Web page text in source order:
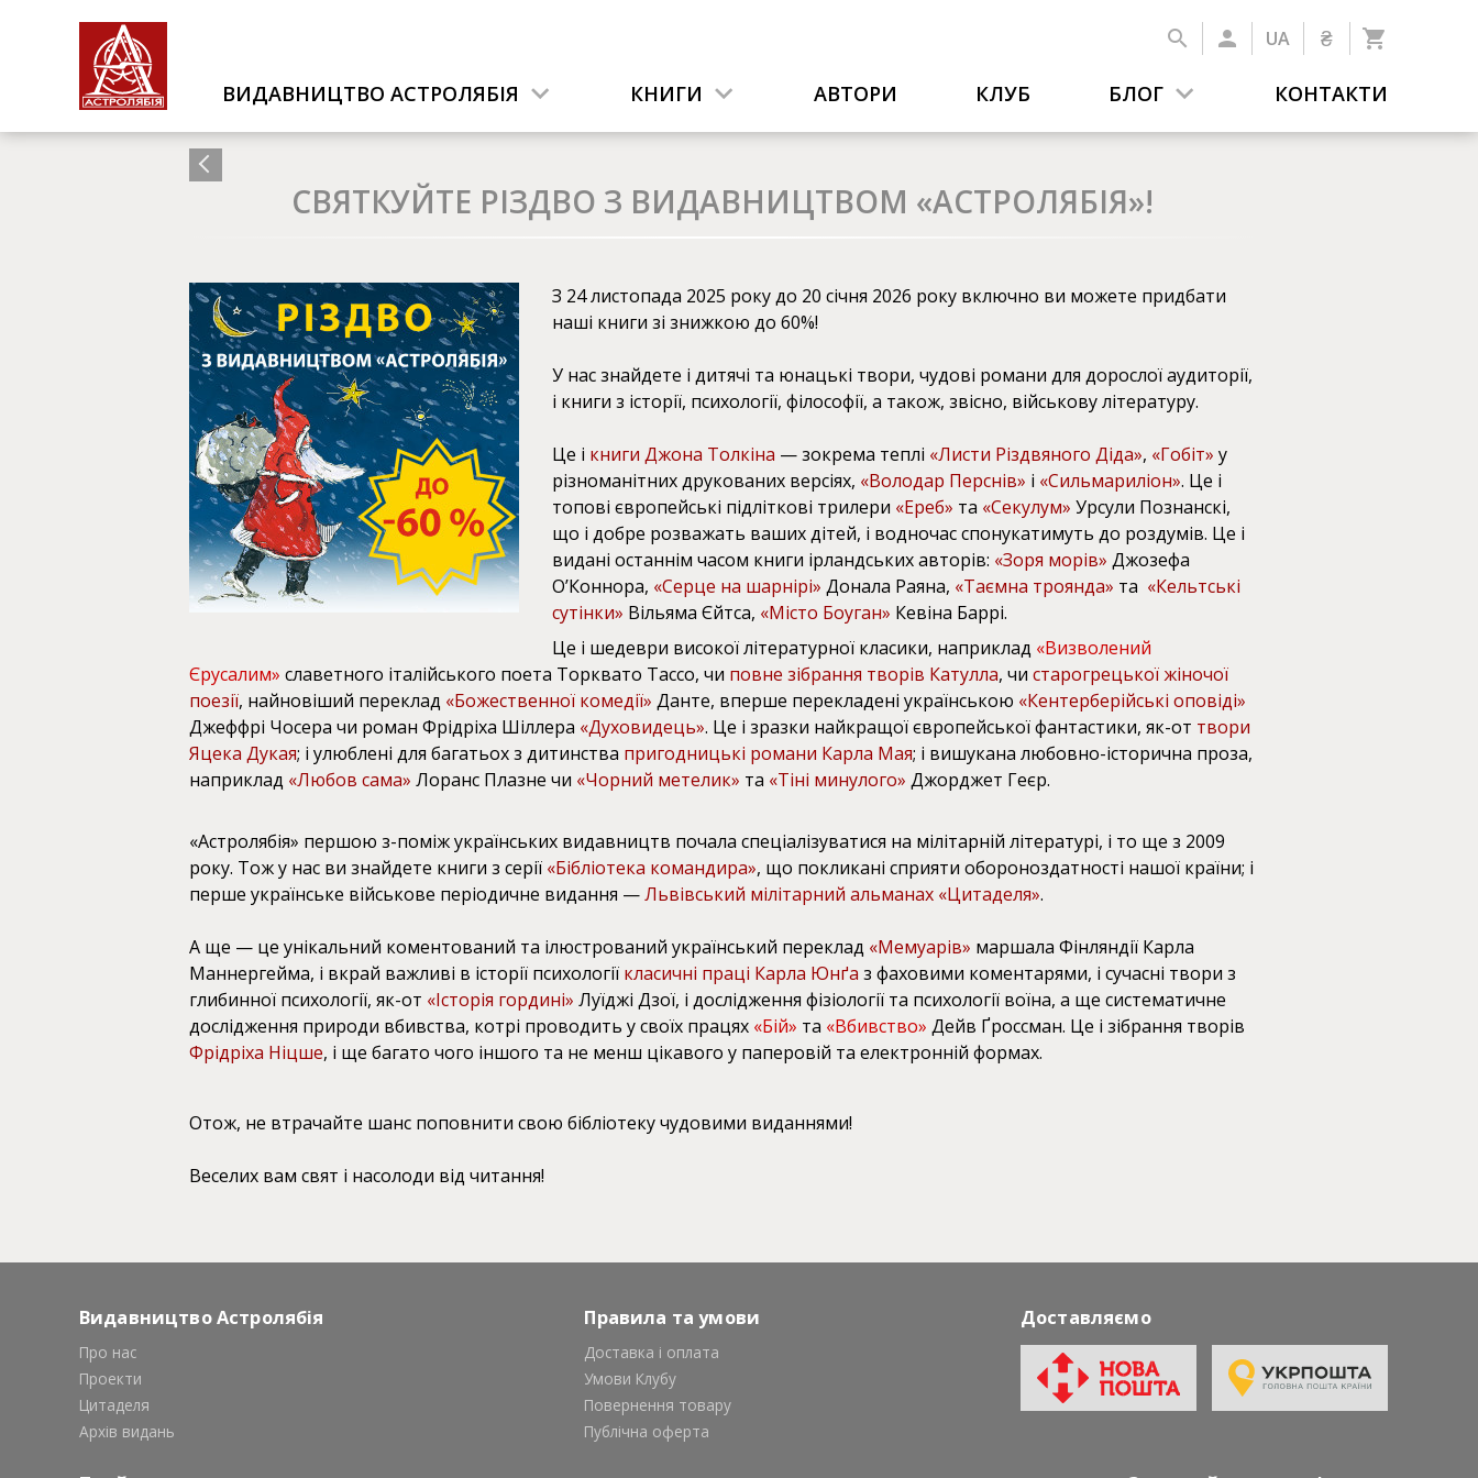
UA ₴
ВИДАВНИЦТВО АСТРОЛЯБІЯ КНИГИ АВТОРИ КЛУБ БЛОГ КОНТАКТИ
СВЯТКУЙТЕ РІЗДВО З ВИДАВНИЦТВОМ «АСТРОЛЯБІЯ»!
З 24 листопада 2025 року до 20 січня 2026 року включно ви можете придбати
наші книги зі знижкою до 60%!
У нас знайдете і дитячі та юнацькі твори, чудові романи для дорослої аудиторії,
і книги з історії, психології, філософії, а також, звісно, військову літературу.
Це і книги Джона Толкіна — зокрема теплі «Листи Різдвяного Діда», «Гобіт» у
різноманітних друкованих версіях, «Володар Перснів» і «Сильмариліон». Це і
топові європейські підліткові трилери «Ереб» та «Секулум» Урсули Познанскі,
що і добре розважать ваших дітей, і водночас спонукатимуть до роздумів. Це і
видані останнім часом книги ірландських авторів: «Зоря морів» Джозефа
О’Коннора, «Серце на шарнірі» Донала Раяна, «Таємна троянда» та «Кельтські
сутінки» Вільяма Єйтса, «Місто Боуган» Кевіна Баррі.
Це і шедеври високої літературної класики, наприклад «Визволений
Єрусалим» славетного італійського поета Торквато Тассо, чи повне зібрання творів Катулла, чи старогрецької жіночої
поезії, найновіший переклад «Божественної комедії» Данте, вперше перекладені українською «Кентерберійські оповіді»
Джеффрі Чосера чи роман Фрідріха Шіллера «Духовидець». Це і зразки найкращої європейської фантастики, як-от твори
Яцека Дукая; і улюблені для багатьох з дитинства пригодницькі романи Карла Мая; і вишукана любовно-історична проза,
наприклад «Любов сама» Лоранс Плазне чи «Чорний метелик» та «Тіні минулого» Джорджет Геєр.
«Астролябія» першою з-поміж українських видавництв почала спеціалізуватися на мілітарній літературі, і то ще з 2009
року. Тож у нас ви знайдете книги з серії «Бібліотека командира», що покликані сприяти обороноздатності нашої країни; і
перше українське військове періодичне видання —Львівський мілітарний альманах «Цитаделя».
А ще — це унікальний коментований та ілюстрований український переклад «Мемуарів» маршала Фінляндії Карла
Маннергейма, і вкрай важливі в історії психології класичні праці Карла Юнґа з фаховими коментарями, і сучасні твори з
глибинної психології, як-от «Історія гордині» Луїджі Дзої, і дослідження фізіології та психології воїна, а ще систематичне
дослідження природи вбивства, котрі проводить у своїх працях «Бій» та «Вбивство» Дейв Ґроссман. Це і зібрання творів
Фрідріха Ніцше, і ще багато чого іншого та не менш цікавого у паперовій та електронній формах.
Отож, не втрачайте шанс поповнити свою бібліотеку чудовими виданнями!
Веселих вам свят і насолоди від читання!
Видавництво Астролябія
Про нас
Проекти
Цитаделя
Архів видань
Правила та умови
Доставка і оплата
Умови Клубу
Повернення товару
Публічна оферта
Доставляємо